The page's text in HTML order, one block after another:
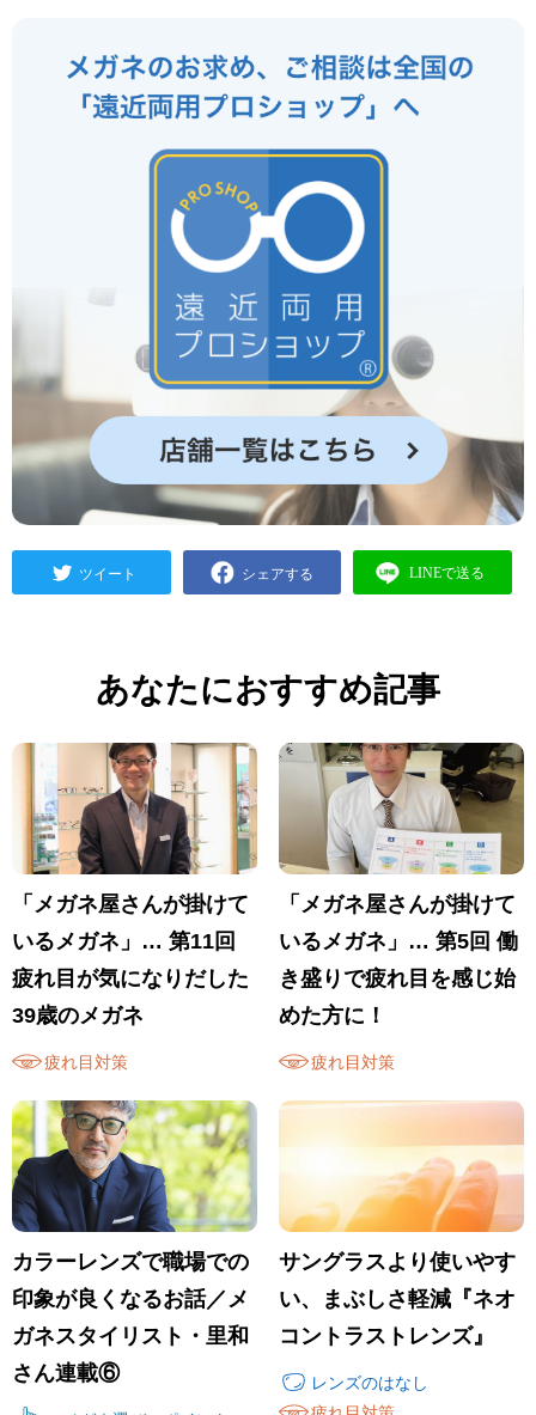
あなたにおすすめ記事
「メガネ屋さんが掛けて
いるメガネ」… 第11回
疲れ目が気になりだした
39歳のメガネ
疲れ目対策
「メガネ屋さんが掛けて
いるメガネ」… 第5回 働
き盛りで疲れ目を感じ始
めた方に！
疲れ目対策
カラーレンズで職場での
印象が良くなるお話／メ
ガネスタイリスト・里和
さん連載⑥
サングラスより使いやす
い、まぶしさ軽減『ネオ
コントラストレンズ』
レンズのはなし